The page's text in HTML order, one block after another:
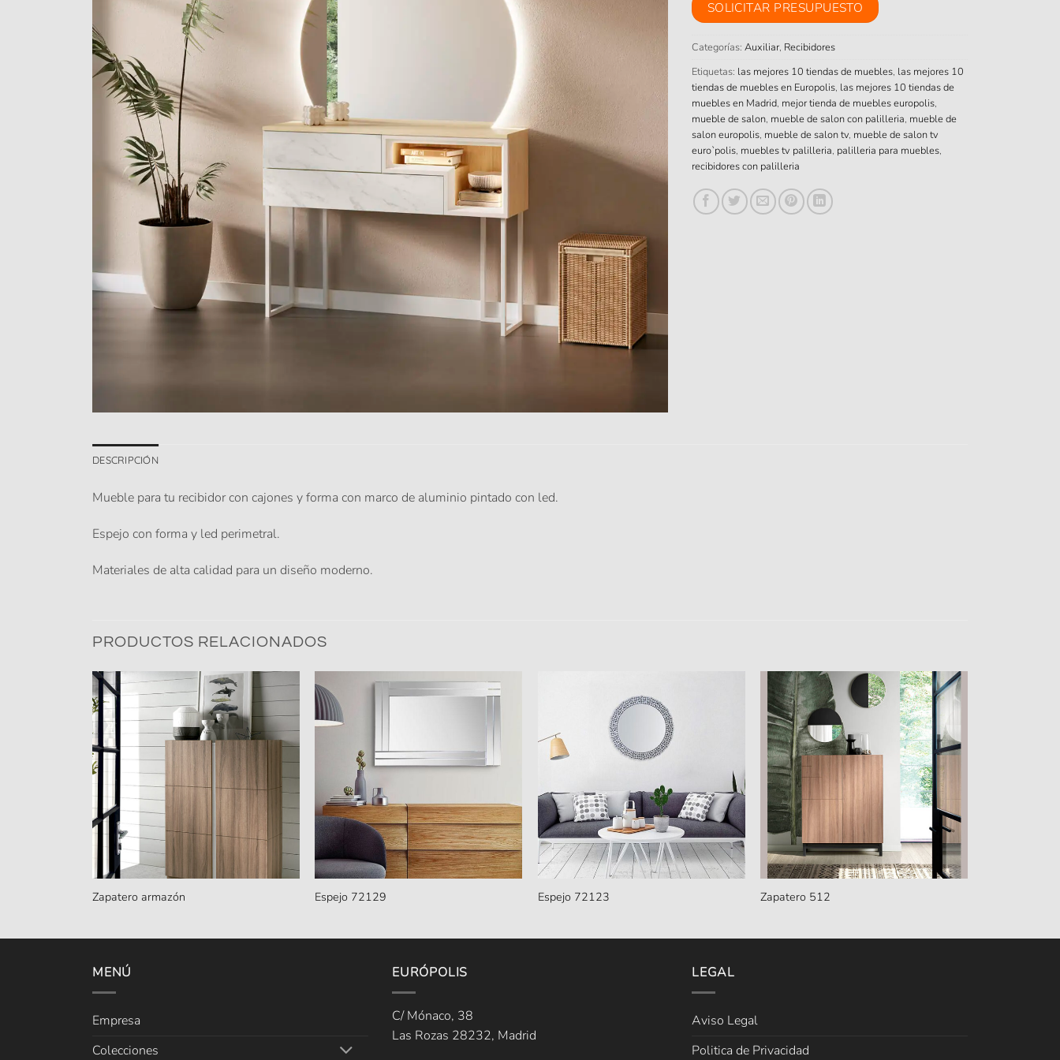
SOLICITAR PRESUPUESTO
Categorías: Auxiliar, Recibidores
Etiquetas: las mejores 10 tiendas de muebles, las mejores 10
tiendas de muebles en Europolis, las mejores 10 tiendas de
muebles en Madrid, mejor tienda de muebles europolis,
mueble de salon, mueble de salon con palilleria, mueble de
salon europolis, mueble de salon tv, mueble de salon tv
euro`polis, muebles tv palilleria, palilleria para muebles,
recibidores con palilleria
DESCRIPCIÓN
Mueble para tu recibidor con cajones y forma con marco de aluminio pintado con led.
Espejo con forma y led perimetral.
Materiales de alta calidad para un diseño moderno.
PRODUCTOS RELACIONADOS
Zapatero armazón Espejo 72129 Espejo 72123 Zapatero 512
MENÚ
Empresa
Colecciones
EURÓPOLIS
C/ Mónaco, 38
Las Rozas 28232, Madrid
LEGAL
Aviso Legal
Politica de Privacidad